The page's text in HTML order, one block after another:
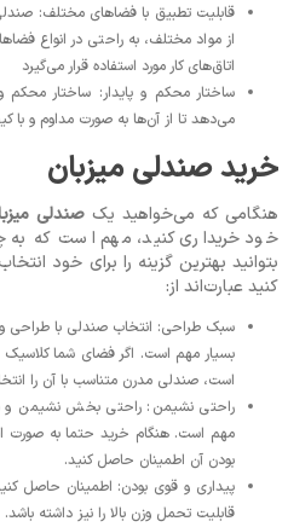
قابلیت تطبیق با فضاهای مختلف:
از مواد مختلف، به راحتی در انواع
اتاق‌های کار مورد استفاده قرار می‌گیرد
ساختار محکم و پایدار: ساختار محکم
می‌دهد تا از آن‌ها به صورت مداوم و با
خرید صندلی میزبان
هنگامی که می‌خواهید یک صندلی
خود خریداری کنید، مهم است که به
بتوانید بهترین گزینه را برای خود
کنید عبارت‌اند از:
سبک طراحی: انتخاب صندلی با طراحی
بسیار مهم است. اگر فضای شما
است، صندلی مدرن متناسب با آن را
راحتی نشیمن: راحتی بخش نشیمن
مهم است. هنگام خرید حتما به صورت
بودن آن اطمینان حاصل کنید.
پیداری و قوی بودن: اطمینان حاصل
قابلیت تحمل وزن بالا را نیز داشته باشد.